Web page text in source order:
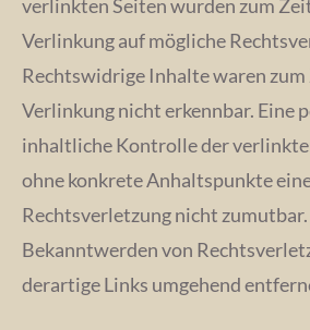
verlinkten Seiten wurden zum
Verlinkung auf mögliche
Rechtswidrige Inhalte waren
Verlinkung nicht erkennbar. Eine
inhaltliche Kontrolle der
ohne konkrete Anhaltspunkte
Rechtsverletzung nicht
Bekanntwerden von
derartige Links umgehend